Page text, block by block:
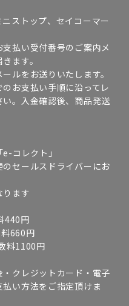
ストップ、セイコーマー
払い受付番号のご案内メ
ます。
ルをお送りいたします。
お支払い手順に沿ってレ
。入金確認後、商品発送
コレクト」
セールスドライバーにお
ります
440円
660円
料1100円
クレジットカード・電子
い方法をご指定頂けま